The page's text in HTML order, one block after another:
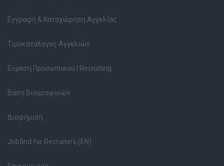
Εγγραφή & Καταχώρηση Αγγελίας
Τιμοκατάλογος Αγγελιών
Εύρεση Προσωπικού | Recruiting
Βάση Βιογραφικών
Διαφήμιση
Jobfind for Recruiters (EN)